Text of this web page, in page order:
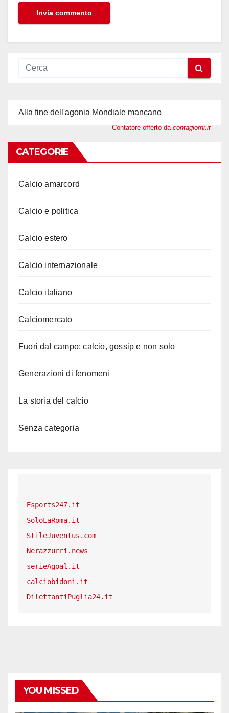
Alla fine dell'agonia Mondiale mancano
Contatore offerto da contagiorni.it
CATEGORIE
Calcio amarcord
Calcio e politica
Calcio estero
Calcio internazionale
Calcio italiano
Calciomercato
Fuori dal campo: calcio, gossip e non solo
Generazioni di fenomeni
La storia del calcio
Senza categoria
Esports247.it
SoloLaRoma.it
StileJuventus.com
Nerazzurri.news
serieAgoal.it
calciobidoni.it
DilettantiPuglia24.it
YOU MISSED